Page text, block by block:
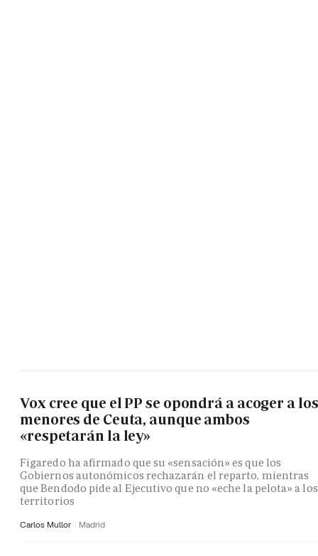
Vox cree que el PP se opondrá a acoger a los
menores de Ceuta, aunque ambos
«respetarán la ley»
Figaredo ha afirmado que su «sensación» es que los
Gobiernos autonómicos rechazarán el reparto, mientras
que Bendodo pide al Ejecutivo que no «eche la pelota» a los
territorios
Carlos Mullor Madrid